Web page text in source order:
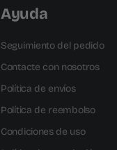
Ayuda
Seguimiento del pedido
Contacte con nosotros
Política de envíos
Política de reembolso
Condiciones de uso